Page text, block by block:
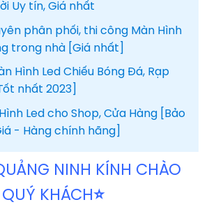
Uy tín, Giá nhất
phân phối, thi công Màn Hình
trong nhà [Giá nhất]
Hình Led Chiếu Bóng Đá, Rạp
nhất 2023]
Led cho Shop, Cửa Hàng [Bảo
- Hàng chính hãng]
NINH KÍNH CHÀO
QUÝ KHÁCH⭐